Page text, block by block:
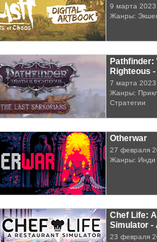
9 марта 2023
Жанры:
Pathfinder:
Righteous
7 марта 2023
Жанры:
Стратегии
Otherwar
27 февраля
Жанры: Инди
Chef Life:
Simulator -
23 февраля